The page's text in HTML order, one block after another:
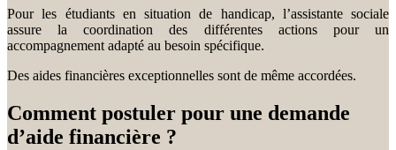
Pour les étudiants en situation de handicap, l’assistante sociale
assure la coordination des différentes actions pour un
accompagnement adapté au besoin spécifique.
Des aides financières exceptionnelles sont de même accordées.
Comment postuler pour une demande
d’aide financière ?